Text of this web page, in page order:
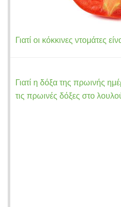
Γιατί οι κόκκινες ντομάτες
Γιατί η δόξα της πρωινής
τις πρωινές δόξες στο